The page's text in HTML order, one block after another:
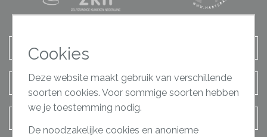
Afspraak maken
Terugbel verzoek
Cookies
Deze website maakt gebruik van verschillende
soorten cookies. Voor sommige soorten hebben
we je toestemming nodig.
De noodzakelijke cookies en anonieme